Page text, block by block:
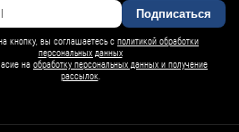
Подписаться
кнопку, вы соглашаетесь с политикой обработки
персональных данных
на обработку персональных данных и получение
рассылок